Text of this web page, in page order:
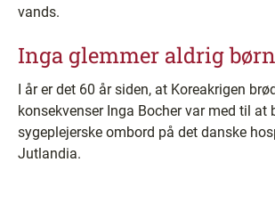
vands.
Inga glemmer aldrig
I år er det 60 år siden, at Koreakrigen
konsekvenser Inga Bocher var med til
sygeplejerske ombord på det danske
Jutlandia.